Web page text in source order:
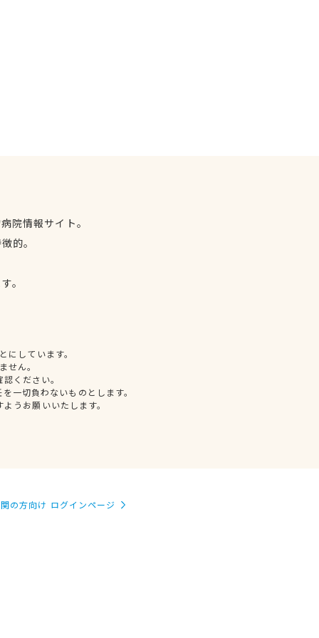
院情報サイト。
的。
。
しています。
せん。
ください。
一切負わないものとします。
うお願いいたします。
の方向け ログインページ